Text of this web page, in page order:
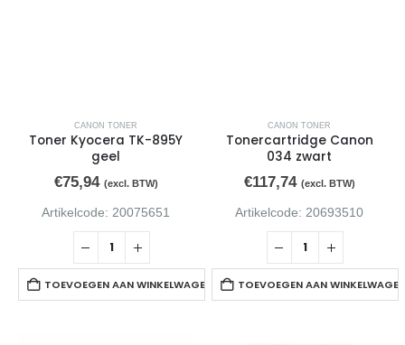
CANON TONER
Toner Kyocera TK-895Y
geel
€75,94 (excl. BTW)
Artikelcode: 20075651
TOEVOEGEN AAN WINKELWAGEN
CANON TONER
Tonercartridge Canon
034 zwart
€117,74 (excl. BTW)
Artikelcode: 20693510
TOEVOEGEN AAN
€12,80 (excl. BTW)